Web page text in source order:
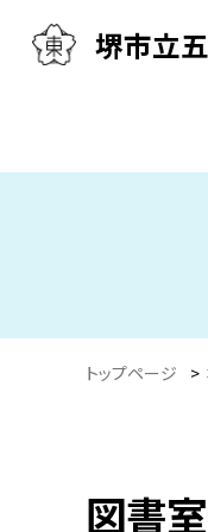
堺市立
トップページ >
図書室